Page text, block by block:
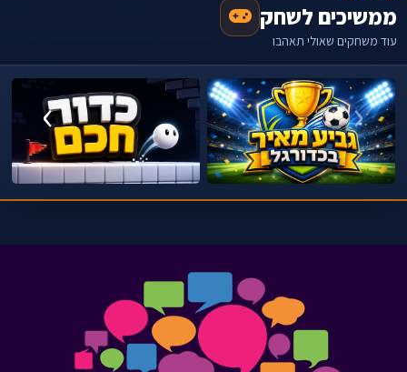
ממשיכים לשחק
עוד משחקים שאולי תאהבו
‹
›